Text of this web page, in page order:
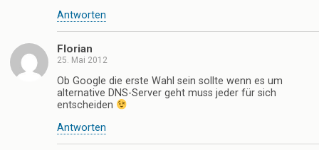
Antworten
Florian
25. Mai 2012
Ob Google die erste Wahl sein sollte wenn es um
alternative DNS-Server geht muss jeder für sich
entscheiden
Antworten